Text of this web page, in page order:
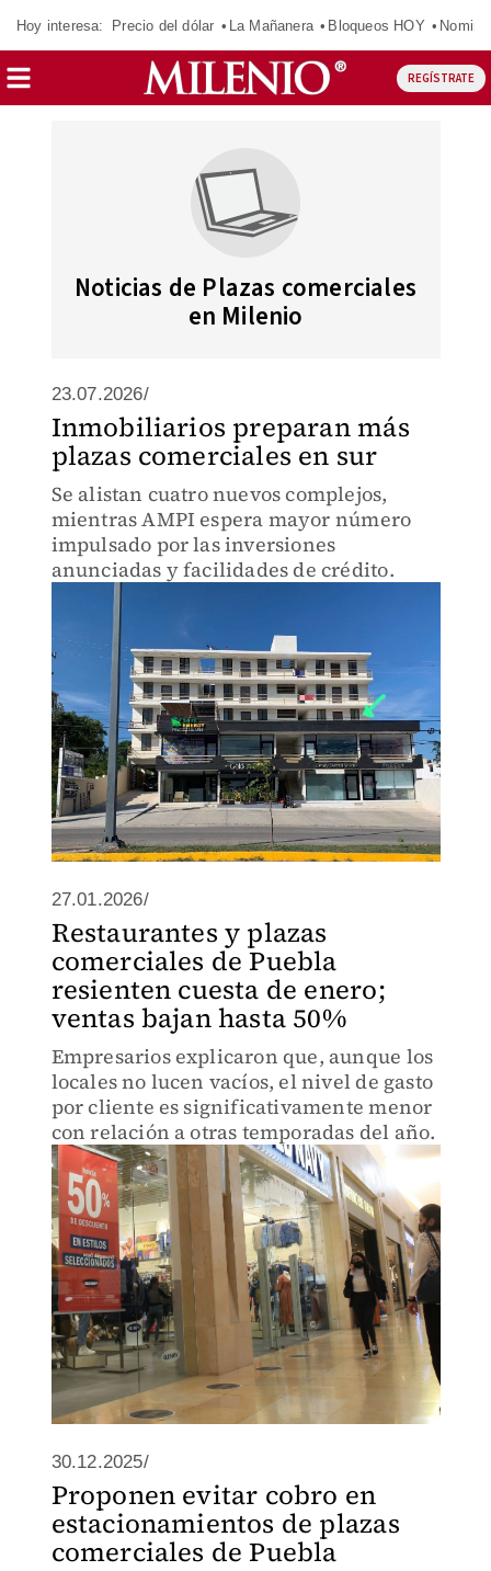
Hoy interesa: Precio del dólar La Mañanera Bloqueos HOY
REGÍSTRATE
Noticias de Plazas comerciales
en Milenio
23.07.2026/
Inmobiliarios preparan más
plazas comerciales en sur
Se alistan cuatro nuevos complejos,
mientras AMPI espera mayor número
impulsado por las inversiones
anunciadas y facilidades de crédito.
27.01.2026/
Restaurantes y plazas
comerciales de Puebla
resienten cuesta de enero;
ventas bajan hasta 50%
Empresarios explicaron que, aunque los
locales no lucen vacíos, el nivel de gasto
por cliente es significativamente menor
con relación a otras temporadas del año.
30.12.2025/
Proponen evitar cobro en
estacionamientos de plazas
comerciales de Puebla